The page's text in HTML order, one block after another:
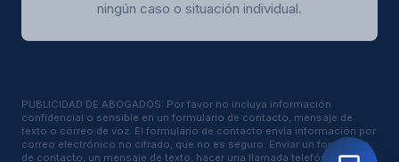
ningún caso o situación individual.
PUBLICIDAD DE ABOGADOS: Por favor no incluya información
confidencial o sensible en un formulario de contacto, mensaje de
texto o correo de voz. El formulario de contacto envía información por
correo electrónico no cifrado, que no es seguro. Enviar un formulario
de contacto, un mensaje de texto, hacer una llamada telefónica o